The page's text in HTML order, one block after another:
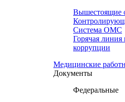
Вышестоящие
Система ОМС
Горячая линия
коррупции
Медицинские
Документы
Федеральные